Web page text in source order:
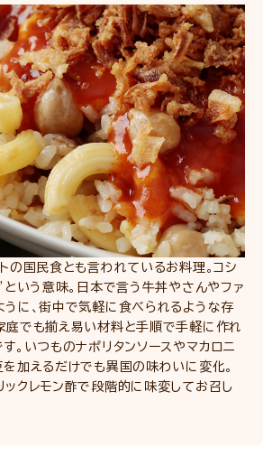
トの国民食とも言われているお料理。コシ
という意味。日本で言う牛丼やさんやファ
うに、街中で気軽に食べられるような存
庭でも揃え易い材料と手順で手軽に作れ
す。いつものナポリタンソースやマカロニ
を加えるだけでも異国の味わいに変化。
ックレモン酢で段階的に味変してお召し